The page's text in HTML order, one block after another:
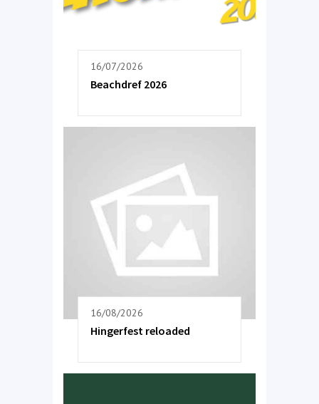
16/07/2026
Beachdref 2026
16/08/2026
Hingerfest reloaded